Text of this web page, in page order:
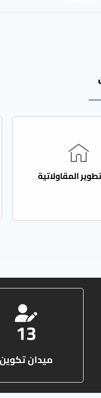
المقاولاتية
13
ميدان تكوين